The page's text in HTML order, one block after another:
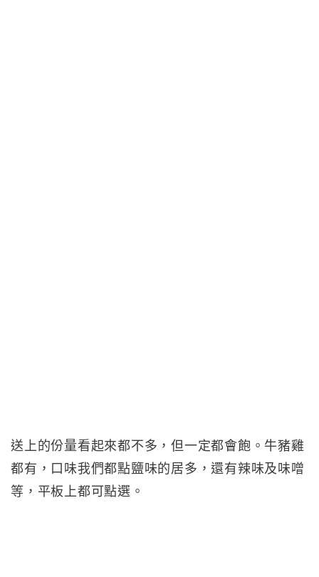
送上的份量看起來都不多，但一定都會飽。牛豬雞
都有，口味我們都點鹽味的居多，還有辣味及味噌
等，平板上都可點選。